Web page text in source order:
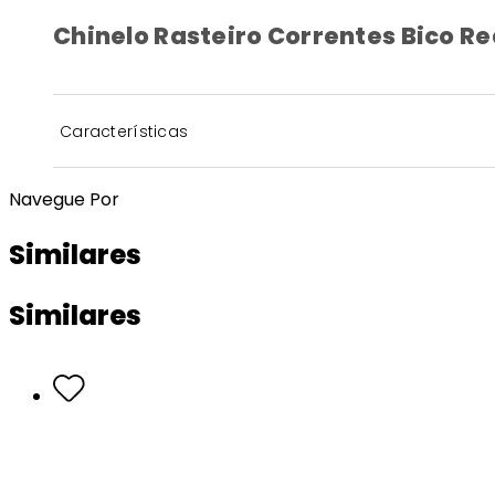
Chinelo Rasteiro Correntes Bico
Características
Navegue Por
Similares
Similares